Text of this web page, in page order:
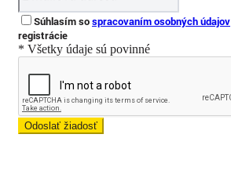
Súhlasím sospracovaním osobných údajov
registrácie
* Všetky údaje sú povinné
Odoslať žiadosť